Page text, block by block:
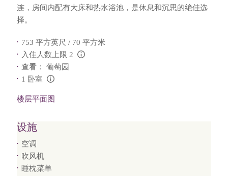
连，房间内配有大床和热水浴池，是休息和沉思的绝佳选
择。
753 平方英尺 / 70 平方米
入住人数上限 2
查看： 葡萄园
1 卧室
楼层平面图
设施
空调
吹风机
睡枕菜单